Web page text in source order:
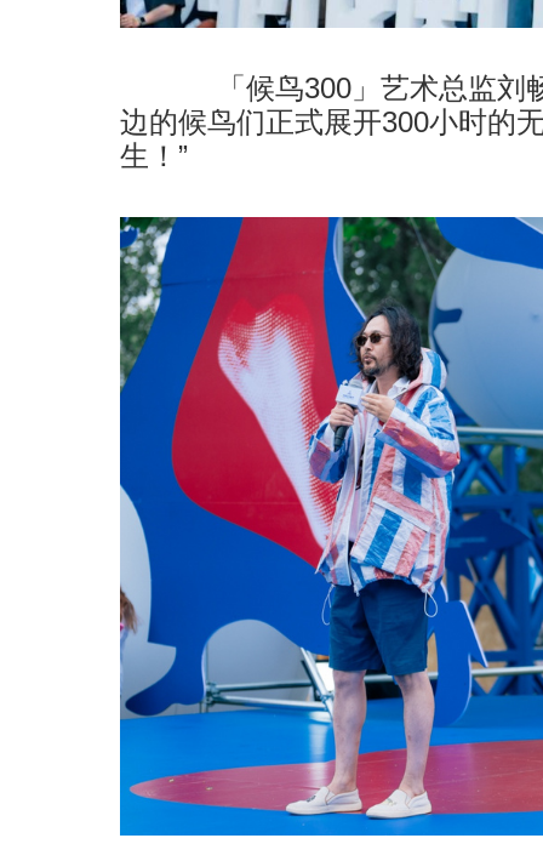
「候鸟300」艺术总监刘
边的候鸟们正式展开300小时的
生！”